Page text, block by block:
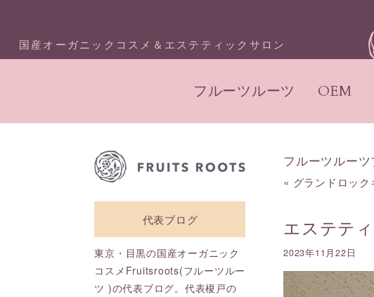
国産オーガニックコスメ＆エステティックサロン
フルーツルーツ OEM
フルーツルー
« グランドロック
エステテ
2023年11月22日
代表ブログ
東京・目黒の国産オーガニック
コスメFruitsroots(フルーツルー
ツ )の代表ブログ。代表榎戸の